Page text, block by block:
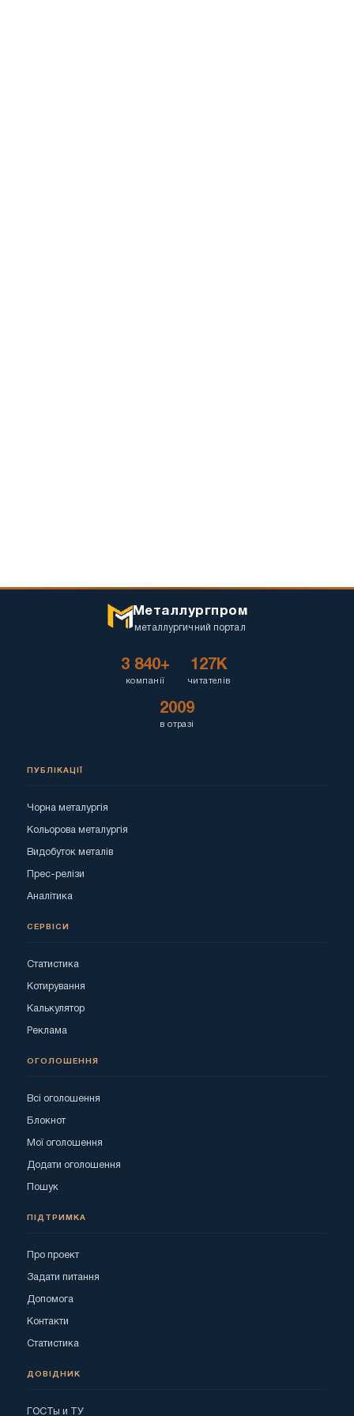
Металлургпром
металлургичний портал
3 840+
компанії
127K
читателів
2009
в отразі
ПУБЛІКАЦІЇ
Чорна металургія
Кольорова металургія
Видобуток металів
Прес-релізи
Аналітика
СЕРВІСИ
Статистика
Котирування
Калькулятор
Реклама
ОГОЛОШЕННЯ
Всі оголошення
Блокнот
Мої оголошення
Додати оголошення
Пошук
ПІДТРИМКА
Про проект
Задати питання
Допомога
Контакти
Статистика
ДОВІДНИК
ГОСТы и ТУ